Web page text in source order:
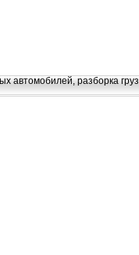
автомобилей, разборка